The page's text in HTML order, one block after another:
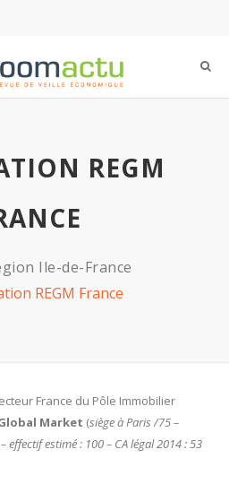
REGM
Ile-de-France
REGM France
France du Pôle Immobilier
Market (siège à Paris /75 –
estimé : 100 – CA légal 2014 : 53